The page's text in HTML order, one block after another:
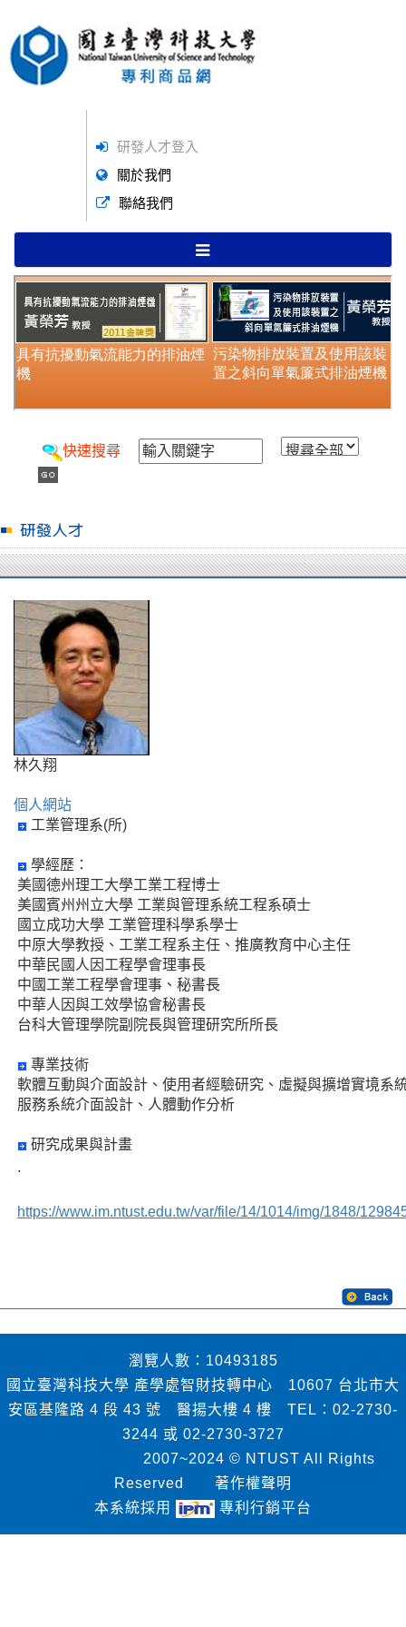
研發人才登入
關於我們
聯絡我們
TOGGLE
NAVIGATION
快速搜尋
林久翔
個人網站
工業管理系(所)
學經歷：
美國德州理工大學工業工程博士
美國賓州州立大學 工業與管理系統工程系碩士
國立成功大學 工業管理科學系學士
中原大學教授、工業工程系主任、推廣教育中心主任
中華民國人因工程學會理事長
中國工業工程學會理事、秘書長
中華人因與工效學協會秘書長
台科大管理學院副院長與管理研究所所長
專業技術
軟體互動與介面設計、使用者經驗研究、虛擬與擴增實境系
服務系統介面設計、人體動作分析
研究成果與計畫
.
https://www.im.ntust.edu.tw/var/file/14/1014/img/1848/
瀏覽人數：10493185
國立臺灣科技大學 產學處智財技轉中心 10607 台北市大
安區基隆路 4 段 43 號 醫揚大樓 4 樓 TEL：02-2730-
3244 或 02-2730-3727
2007~2024 © NTUST All Rights
Reserved 著作權聲明
本系統採用
專利行銷平台